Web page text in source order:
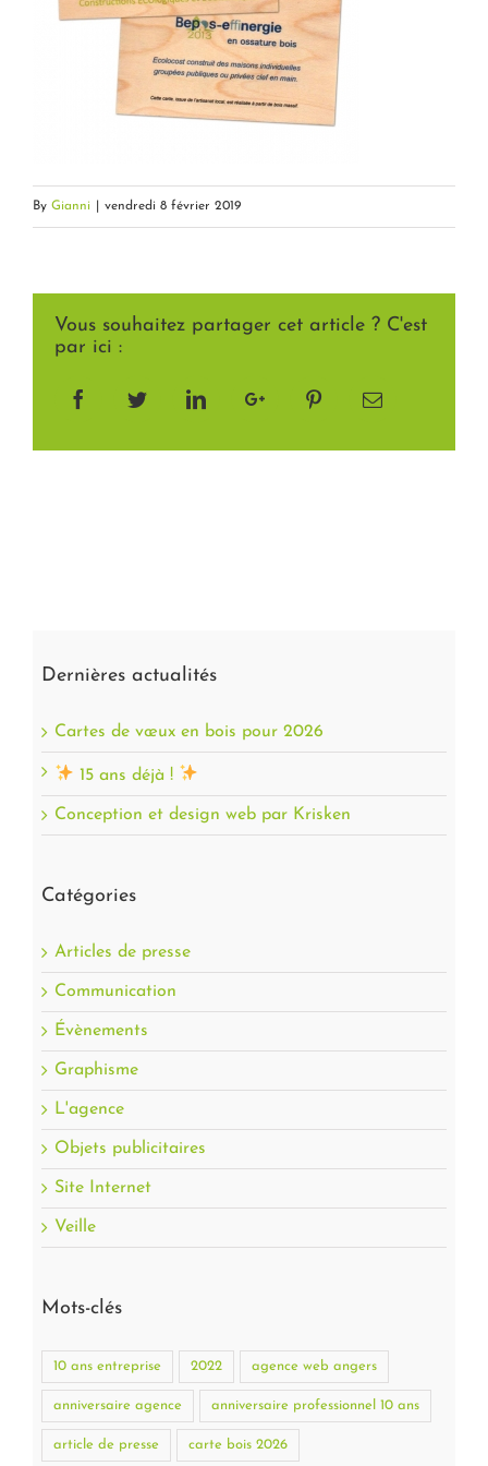
By Gianni vendredi 8 février 2019
Vous souhaitez partager cet article ? C'est
par ici :
FacebookTwitterLinkedInGoogle+ PinterestEmail
Dernières actualités
Cartes de vœux en bois pour 2026
15 ans déjà !
Conception et design web par Krisken
Catégories
Articles de presse
Communication
Évènements
Graphisme
L'agence
Objets publicitaires
Site Internet
Veille
Mots-clés
10 ans entreprise 2022 agence web angers
anniversaire agence anniversaire professionnel 10 ans
article de presse carte bois 2026